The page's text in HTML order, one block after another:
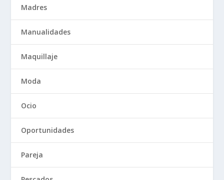
Madres
Manualidades
Maquillaje
Moda
Ocio
Oportunidades
Pareja